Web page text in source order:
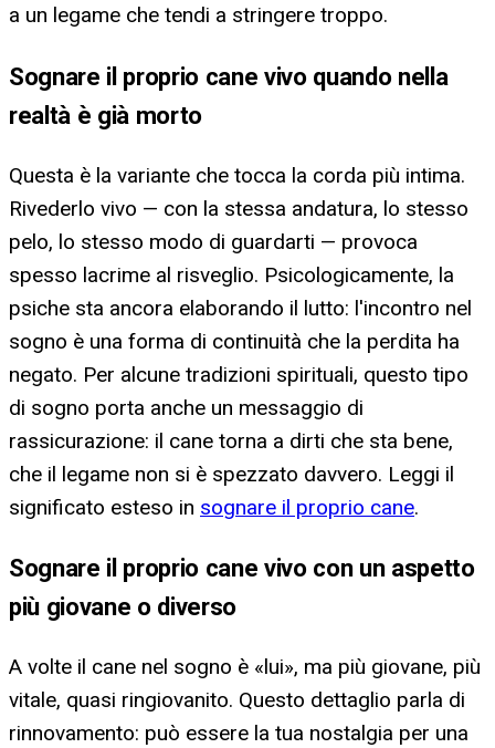
a un legame che tendi a stringere troppo.
Sognare il proprio cane vivo quando nella
realtà è già morto
Questa è la variante che tocca la corda più intima.
Rivederlo vivo — con la stessa andatura, lo stesso
pelo, lo stesso modo di guardarti — provoca
spesso lacrime al risveglio. Psicologicamente, la
psiche sta ancora elaborando il lutto: l'incontro nel
sogno è una forma di continuità che la perdita ha
negato. Per alcune tradizioni spirituali, questo tipo
di sogno porta anche un messaggio di
rassicurazione: il cane torna a dirti che sta bene,
che il legame non si è spezzato davvero. Leggi il
significato esteso in sognare il proprio cane.
Sognare il proprio cane vivo con un aspetto
più giovane o diverso
A volte il cane nel sogno è «lui», ma più giovane, più
vitale, quasi ringiovanito. Questo dettaglio parla di
rinnovamento: può essere la tua nostalgia per una